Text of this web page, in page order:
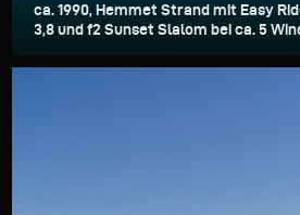
ca. 1990, Hemmet Strand mit Easy
3,8 und f2 Sunset Slalom bei ca. 5